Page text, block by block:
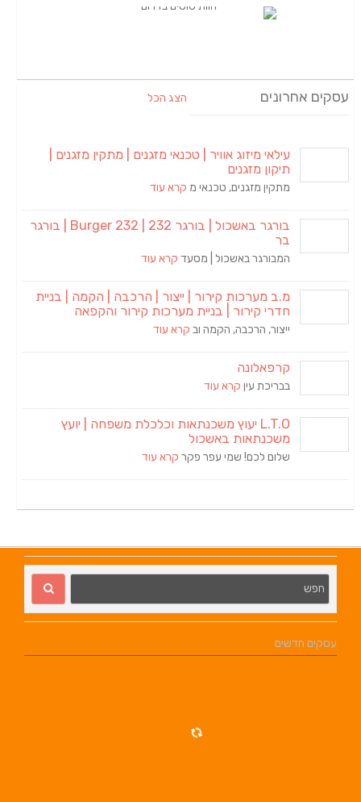
עסקים אחרונים הצג הכל
עילאי מיזוג אוויר | טכנאי מזגנים | מתקין מזגנים |
תיקון מזגנים
מתקין מזגנים, טכנאי מ קרא עוד
בורגר באשכול | בורגר 232 | Burger 232 | בורגר
בר
המבורגר באשכול | מסעד קרא עוד
מ.ב מערכות קירור | ייצור | הרכבה | הקמה | בניית
חדרי קירור | בניית מערכות קירור והקפאה
ייצור, הרכבה, הקמה וב קרא עוד
קרפאלונה
בבריכת עין קרא עוד
L.T.O יעוץ משכנתאות וכלכלת משפחה | יועץ
משכנתאות באשכול
שלום לכם! שמי עפר פקר קרא עוד
עסקים חדשים